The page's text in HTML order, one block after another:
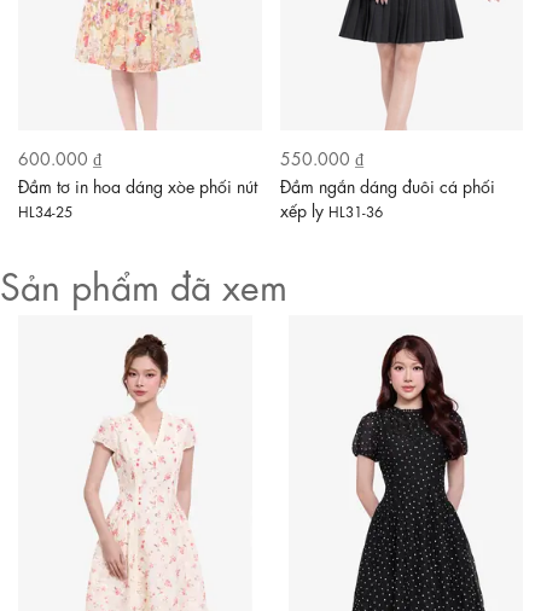
600.000 ₫
Đầm tơ in hoa dáng xòe phối nút
HL34-25
550.000 ₫
Đầm ngắn dáng đuôi cá phối
xếp ly HL31-36
Sản phẩm đã xem